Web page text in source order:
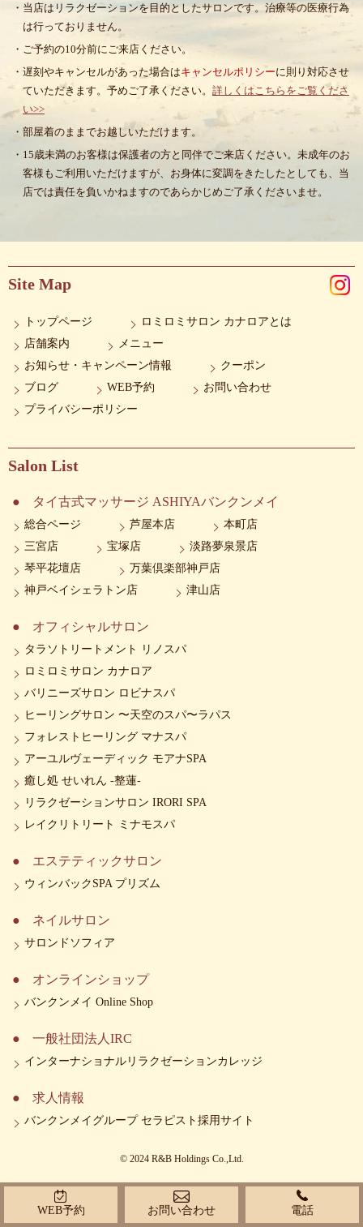
・当店はリラクゼーションを目的としたサロンです。治療等の医療行為
は行っておりません。
・ご予約の10分前にご来店ください。
・遅刻やキャンセルがあった場合はキャンセルポリシーに則り対応させ
ていただきます。予めご了承ください。 詳しくはこちらをご覧くださ
い>>
・部屋着のままでお越しいただけます。
・15歳未満のお客様は保護者の方と同伴でご来店ください。未成年のお
客様もご利用いただけますが、お身体に変調をきたしたとしても、当
店では責任を負いかねますのであらかじめご了承くださいませ。
Site Map
トップページ
ロミロミサロン カナロアとは
店舗案内
メニュー
お知らせ・キャンペーン情報
クーポン
ブログ
WEB予約
お問い合わせ
プライバシーポリシー
Salon List
タイ古式マッサージ ASHIYAバンクンメイ
総合ページ 芦屋本店
本町店
三宮店
宝塚店
淡路夢泉景店
琴平花壇店
万葉倶楽部神戸店
神戸ベイシェラトン店
津山店
オフィシャルサロン
タラソトリートメント リノスパ
ロミロミサロン カナロア
バリニーズサロン ロビナスパ
ヒーリングサロン 〜天空のスパ〜ラパス
フォレストヒーリング マナスパ
アーユルヴェーディック モアナSPA
癒し処 せいれん -整蓮-
リラクゼーションサロン IRORI SPA
レイクリトリート ミナモスパ
エステティックサロン
ウィンバックSPA プリズム
ネイルサロン
サロンドソフィア
オンラインショップ
バンクンメイ Online Shop
一般社団法人IRC
インターナショナルリラクゼーションカレッジ
求人情報
バンクンメイグループ セラピスト採用サイト
© 2024 R&B Holdings Co.,Ltd.
WEB予約 お問い合わせ 電話